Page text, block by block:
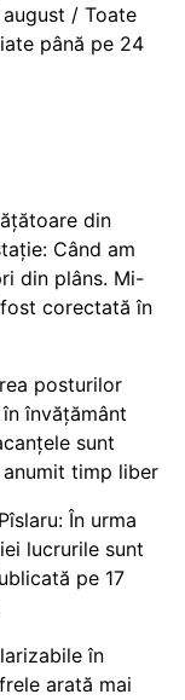
/ Toate
până pe 24
din
Când am
din plâns. Mi-
corectată în
posturilor
învățământ
sunt
timp liber
În urma
lucrurile sunt
pe 17
în
arată mai